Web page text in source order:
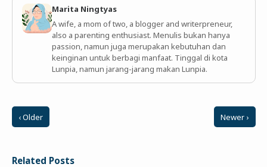
Marita Ningtyas
A wife, a mom of two, a blogger and writerpreneur,
also a parenting enthusiast. Menulis bukan hanya
passion, namun juga merupakan kebutuhan dan
keinginan untuk berbagi manfaat. Tinggal di kota
Lunpia, namun jarang-jarang makan Lunpia.
‹ Older Newer ›
Related Posts